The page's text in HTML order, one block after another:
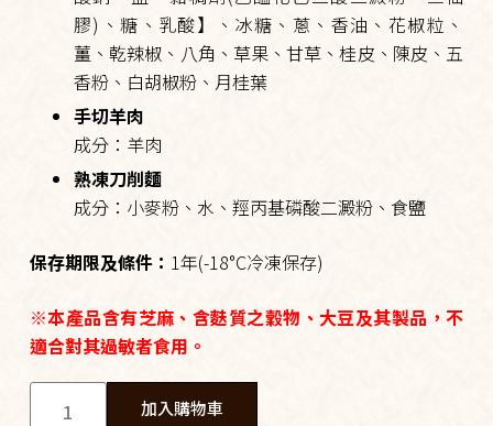
膠)、糖、乳酸】、冰糖、蔥、香油、花椒粒、
薑、乾辣椒、八角、草果、甘草、桂皮、陳皮、五
香粉、白胡椒粉、月桂葉
手切羊肉
成分：羊肉
熟凍刀削麵
成分：小麥粉、水、羥丙基磷酸二澱粉、食鹽
保存期限及條件： 1年(-18°C冷凍保存)
※本產品含有芝麻、含麩質之穀物、大豆及其製品，不
適合對其過敏者食用。
加入購物車